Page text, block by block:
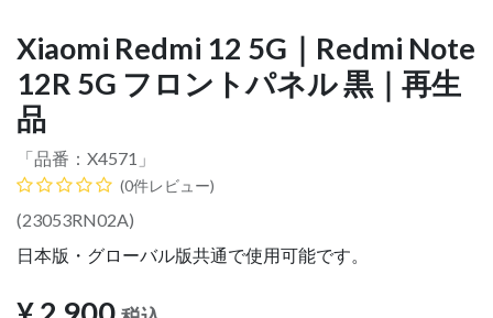
Xiaomi Redmi 12 5G｜Redmi Note
12R 5G フロントパネル 黒｜再生
品
「品番： X4571 」
(0件レビュー)
(23053RN02A)
日本版・グローバル版共通で使用可能です。